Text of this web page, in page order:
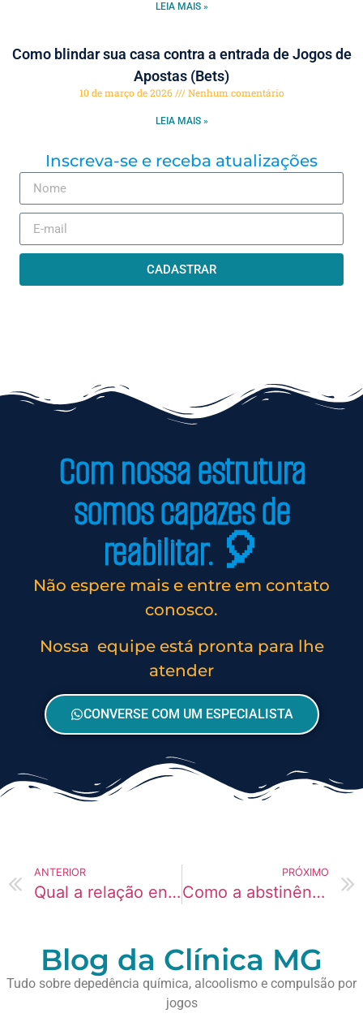
LEIA MAIS »
Como blindar sua casa contra a entrada de Jogos de
Apostas (Bets)
10 de março de 2026 Nenhum comentário
LEIA MAIS »
Inscreva-se e receba atualizações
CADASTRAR
Com nossa estrutura
somos capazes de
reabilitar. 🎈
Não espere mais e entre em contato
conosco.
Nossa equipe está pronta para lhe
atender
CONVERSE COM UM ESPECIALISTA
ANTERIOR
Qual a relação entre depressão e dependência química?
PRÓXIMO
Como a abstinência química afeta o emocional?
Blog da Clínica MG
Tudo sobre depedência química, alcoolismo e compulsão por
jogos